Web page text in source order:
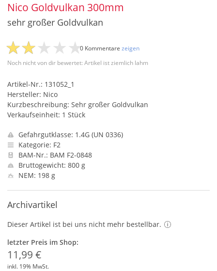
Nico Goldvulkan 300mm
sehr großer Goldvulkan
Noch nicht von dir bewertet: Artikel ist ziemlich lahm
0 Kommentare zeigen
Artikel-Nr.: 131052_1
Hersteller: Nico
Kurzbeschreibung: Sehr großer Goldvulkan
Verkaufseinheit: 1 Stück
Gefahrgutklasse: 1.4G (UN 0336)
Kategorie: F2
BAM-Nr.: BAM F2-0848
Bruttogewicht: 800 g
NEM: 198 g
Archivartikel
Dieser Artikel ist bei uns nicht mehr bestellbar.
letzter Preis im Shop:
11,99 €
inkl. 19% MwSt.